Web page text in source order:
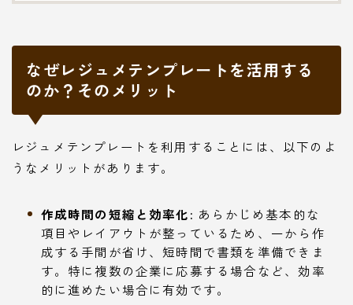
なぜレジュメテンプレートを活用する
のか？そのメリット
レジュメテンプレートを利用することには、以下のよ
うなメリットがあります。
作成時間の短縮と効率化: あらかじめ基本的な
項目やレイアウトが整っているため、一から作
成する手間が省け、短時間で書類を準備できま
す。特に複数の企業に応募する場合など、効率
的に進めたい場合に有効です。